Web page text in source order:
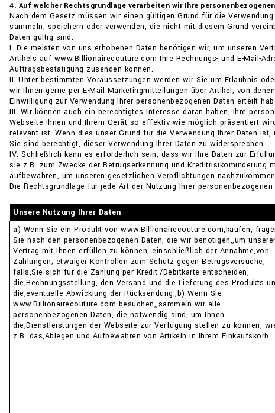
4. Auf welcher Rechtsgrundlage verarbeiten wir Ihre
Nach dem Gesetz müssen wir einen gültigen Grund für die
sammeln, speichern oder verwenden, die nicht mit diesem Grund
Daten gültig sind:
I. Die meisten von uns erhobenen Daten benötigen wir, um unseren
Artikels auf www.Billionairecouture.com Ihre Rechnungs- und E-Mail-
Auftragsbestätigung zusenden können.
II. Unter bestimmten Voraussetzungen werden wir Sie um Erlaubnis
wir Ihnen gerne per E-Mail Marketingmitteilungen über Artikel, von
Einwilligung zur Verwendung Ihrer personenbezogenen Daten erteilt
III. Wir können auch ein berechtigtes Interesse daran haben, Ihre
Webseite Ihnen und Ihrem Gerät so effektiv wie möglich präsentiert
relevant ist. Wenn dies unser Grund für die Verwendung Ihrer Daten
Sie sind berechtigt, dieser Verwendung Ihrer Daten zu widersprechen.
IV. Schließlich kann es erforderlich sein, dass wir Ihre Daten zur
sie z.B. zum Zwecke der Betrugserkennung und
aufbewahren, um unseren gesetzlichen Verpflichtungen
Die Rechtsgrundlage für jede Art der Nutzung Ihrer
Unsere Nutzung Ihrer Daten
a) Wenn Sie ein Produkt von www.Billionairecouture.com,kaufen,
Sie nach den personenbezogenen Daten, die wir benötigen,,um
Vertrag mit Ihnen erfüllen zu können, einschließlich der Annahme,von
Zahlungen, etwaiger Kontrollen zum Schutz gegen Betrugsversuche,
falls,Sie sich für die Zahlung per Kredit-/Debitkarte entscheiden,
die,Rechnungsstellung, den Versand und die Lieferung des Produkts
die,eventuelle Abwicklung der Rücksendung.,b) Wenn Sie
www.Billionairecouture.com besuchen,,sammeln wir alle
personenbezogenen Daten, die notwendig sind, um Ihnen
die,Dienstleistungen der Webseite zur Verfügung stellen zu können,
z.B. das,Ablegen und Aufbewahren von Artikeln in Ihrem Einkaufskorb.